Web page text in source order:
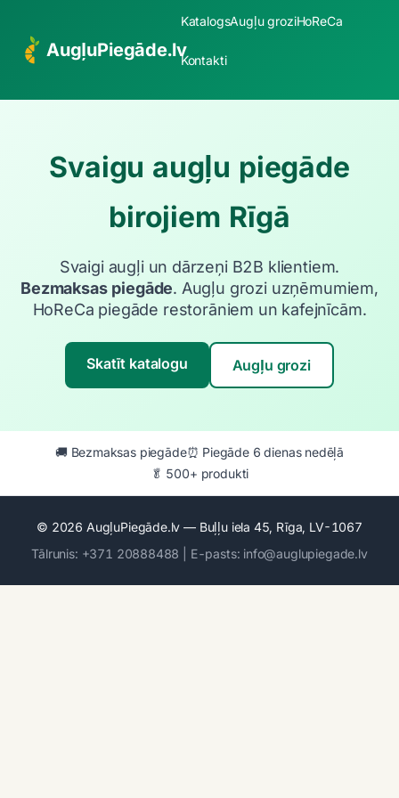
AugļuPiegāde.lv
KatalogsAugļu groziHoReCa
Kontakti
Svaigu augļu piegāde
birojiem Rīgā
Svaigi augļi un dārzeņi B2B klientiem.
Bezmaksas piegāde. Augļu grozi uzņēmumiem,
HoReCa piegāde restorāniem un kafejnīcām.
Skatīt katalogu Augļu grozi
🚚 Bezmaksas piegāde⏰ Piegāde 6 dienas nedēļā
🥬 500+ produkti
© 2026 AugļuPiegāde.lv — Buļļu iela 45, Rīga, LV-1067
Tālrunis: +371 20888488 | E-pasts: info@auglupiegade.lv